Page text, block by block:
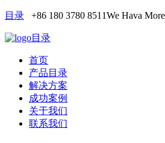
目录 +86 180 3780 8511We Hava
目录
首页
产品目录
解决方案
成功案例
关于我们
联系我们